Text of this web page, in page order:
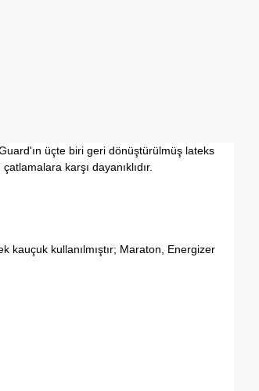
üçte biri geri dönüştürülmüş lateks
karşı dayanıklıdır.
kauçuk kullanılmıştır; Maraton, Energizer